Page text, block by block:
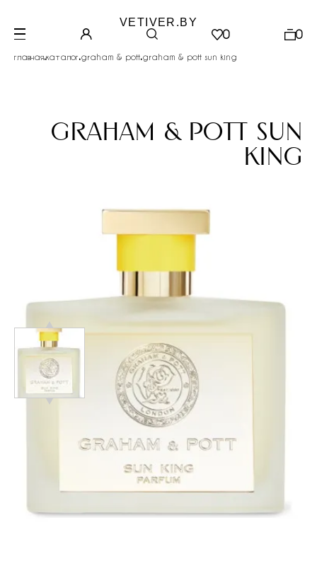
VETIVER.BY
0 0
главная.каталог.graham & pott.graham & pott sun king
graham & pott sun
king